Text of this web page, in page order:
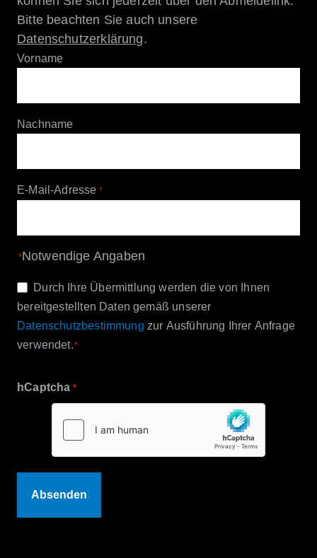
Bitte beachten Sie auch unsere
Datenschutzerklärung.
Vorname
Nachname
E-Mail-Adresse *
*Notwendige Angaben
Einwilligung
*
Durch Ihre Übermittlung werden die von Ihnen
bereitgestellten Daten gemäß unserer
Datenschutzbestimmung zur Ausführung Ihrer Anfrage
verwendet.*
hCaptcha *